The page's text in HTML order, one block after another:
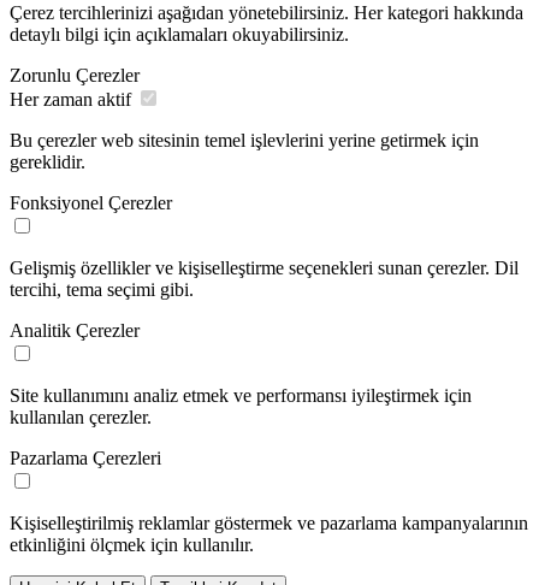
Çerez tercihlerinizi aşağıdan yönetebilirsiniz. Her kategori hakkında
detaylı bilgi için açıklamaları okuyabilirsiniz.
Zorunlu Çerezler
Her zaman aktif
Bu çerezler web sitesinin temel işlevlerini yerine getirmek için
gereklidir.
Fonksiyonel Çerezler
Gelişmiş özellikler ve kişiselleştirme seçenekleri sunan çerezler. Dil
tercihi, tema seçimi gibi.
Analitik Çerezler
Site kullanımını analiz etmek ve performansı iyileştirmek için
kullanılan çerezler.
Pazarlama Çerezleri
Kişiselleştirilmiş reklamlar göstermek ve pazarlama kampanyalarının
etkinliğini ölçmek için kullanılır.